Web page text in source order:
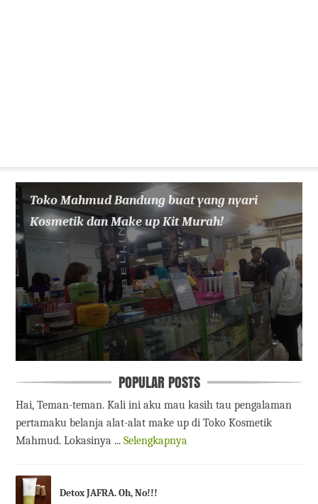
Toko Mahmud Bandung buat yang nyari
Kosmetik dan Make up Kit Murah!
POPULAR POSTS
Hai, Teman-teman. Kali ini aku mau kasih tau pengalaman
pertamaku belanja alat-alat make up di Toko Kosmetik
Mahmud. Lokasinya ...Selengkapnya
Detox JAFRA. Oh, No!!!